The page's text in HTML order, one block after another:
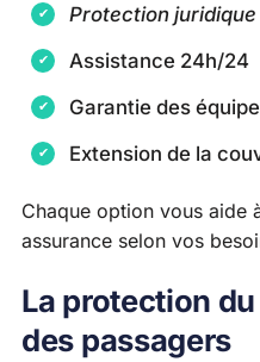
Protection juridique
Assistance 24h/24
Garantie des
Extension de la
Chaque option vous aide
assurance selon vos
La protection
des passagers